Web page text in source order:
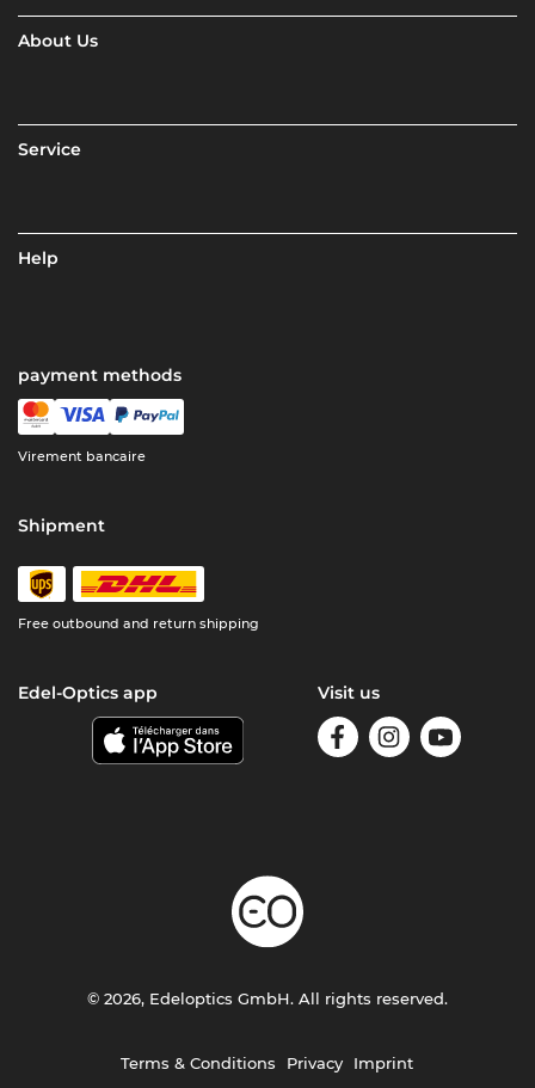
About Us
Service
Help
payment methods
Virement bancaire
Shipment
Free outbound and return shipping
Edel-Optics app Visit us
Terms & Conditions Privacy Imprint
© 2026, Edeloptics GmbH. All rights reserved.